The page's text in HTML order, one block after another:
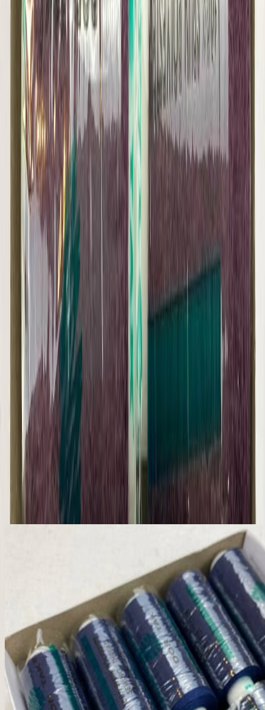
Швейная фурнитура
товаров
Покупателю
Доставка
Оплата Вопросы и ответы
Контакты
Аккаунт
Войти
Каталог
Нитки Dor Tak слива/крокус
цв.197
В наличии
Артикул:
Н-25
:фиолетовый
Цена указана за 1 катушку.
В корзину
Похожие товары